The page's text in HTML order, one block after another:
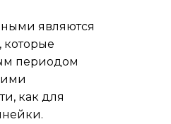
являются
которые
периодом
как для